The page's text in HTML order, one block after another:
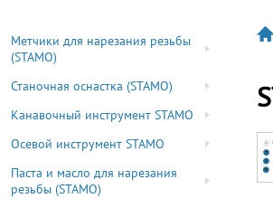
Метчики для нарезания резьбы
(STAMO)
Станочная оснастка (STAMO)
Канавочный инструмент STAMO
Осевой инструмент STAMO
Паста и масло для нарезания
резьбы (STAMO)